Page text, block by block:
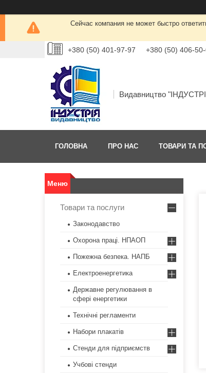
Сейчас компания не может быстро
+380 (50) 401-97-97 +380 (50) 406-
Видавництво
ГОЛОВНА ПРО НАС ТОВАРИ ТА
Товари та послуги
Законодавство
Охорона праці. НПАОП
Пожежна безпека. НАПБ
Електроенергетика
Державне регулювання в
сфері енергетики
Технічні регламенти
Набори плакатів
Стенди для підприємств
Учбові стенди